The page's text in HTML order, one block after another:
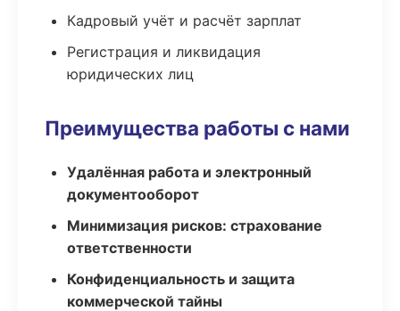
Кадровый учёт и расчёт зарплат
Регистрация и ликвидация
юридических лиц
Преимущества работы с нами
Удалённая работа и электронный
документооборот
Минимизация рисков: страхование
ответственности
Конфиденциальность и защита
коммерческой тайны